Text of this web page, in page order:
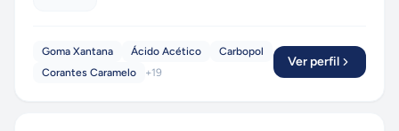
Goma Xantana Ácido Acético
Carbopol
Corantes Caramelo
+19
Ver perfil